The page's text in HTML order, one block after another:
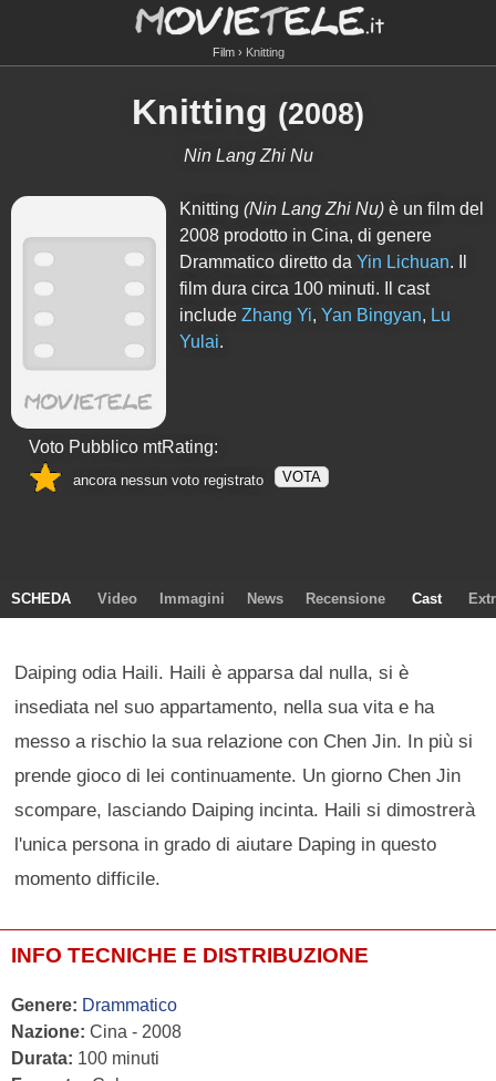
Film Knitting
Knitting (2008)
Nin Lang Zhi Nu
Knitting(Nin Lang Zhi Nu) è un film del
2008 prodotto in Cina, di genere
Drammatico diretto daYin Lichuan. Il
film dura circa 100 minuti. Il cast
includeZhang Yi,Yan Bingyan, Lu
Yulai.
Voto Pubblico mtRating:
ancora nessun voto registrato VOTA
SCHEDA Video Immagini News Recensione Cast
Daiping odia Haili. Haili è apparsa dal nulla, si è
insediata nel suo appartamento, nella sua vita e ha
messo a rischio la sua relazione con Chen Jin. In più si
prende gioco di lei continuamente. Un giorno Chen Jin
scompare, lasciando Daiping incinta. Haili si dimostrerà
l'unica persona in grado di aiutare Daping in questo
momento difficile.
INFO TECNICHE E DISTRIBUZIONE
Genere: Drammatico
Nazione: Cina - 2008
Durata: 100 minuti